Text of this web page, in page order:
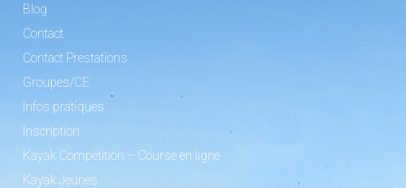
Blog
Contact
Contact Prestations
Groupes/CE
Infos pratiques
Inscription
Kayak Compétition – Course en ligne
Kayak Jeunes